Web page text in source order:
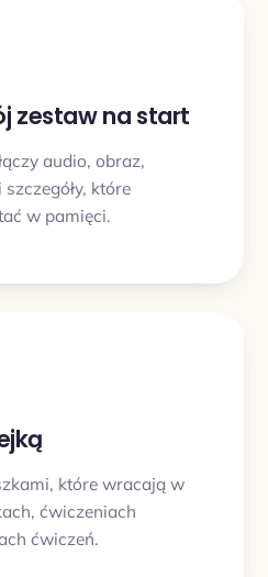
zestaw na start
audio, obraz,
które
w pamięci.
które wracają w
ćwiczeniach
ćwiczeń.